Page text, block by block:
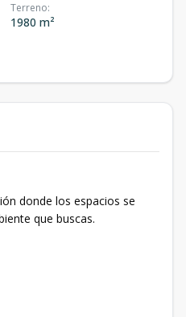
Terreno:
1980 m²
donde los espacios se
que buscas.